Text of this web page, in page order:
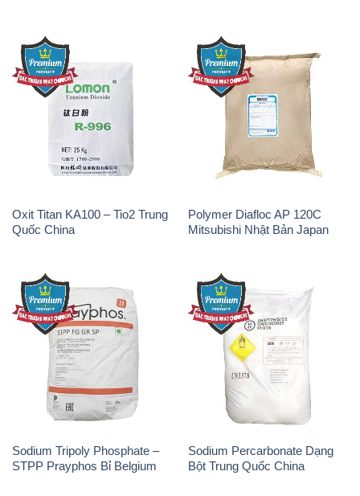
Oxit Titan KA100 – Tio2 Trung
Quốc China
Polymer Diafloc AP 120C
Mitsubishi Nhật Bản Japan
Sodium Tripoly Phosphate –
STPP Prayphos Bỉ Belgium
Sodium Percarbonate Dạng
Bột Trung Quốc China